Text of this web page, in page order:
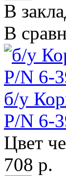
В
В
б/у
P/N 6-
Цвет
708 р.